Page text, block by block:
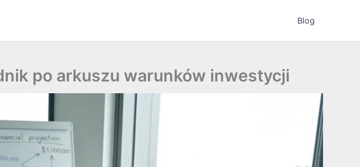
Blog
po arkuszu warunków inwestycji